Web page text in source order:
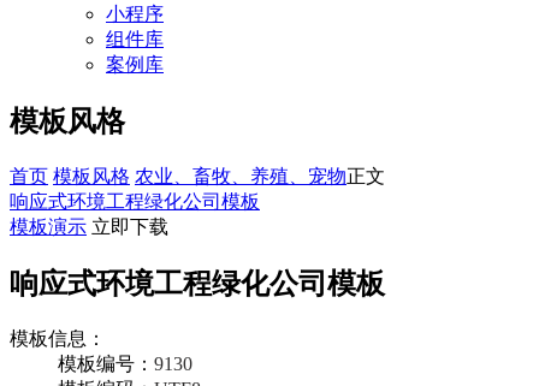
小程序
组件库
案例库
模板风格
首页 模板风格 农业、畜牧、养殖、宠物正文
响应式环境工程绿化公司模板
模板演示 立即下载
响应式环境工程绿化公司模板
模板信息：
模板编号： 9130